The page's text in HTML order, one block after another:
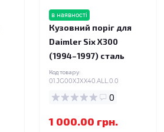
в наявності
Кузовний поріг для
Daimler Six X300
(1994–1997) сталь
Код товару:
01.JG00XJXX40.ALL.0.0
0
1 000.00 грн.